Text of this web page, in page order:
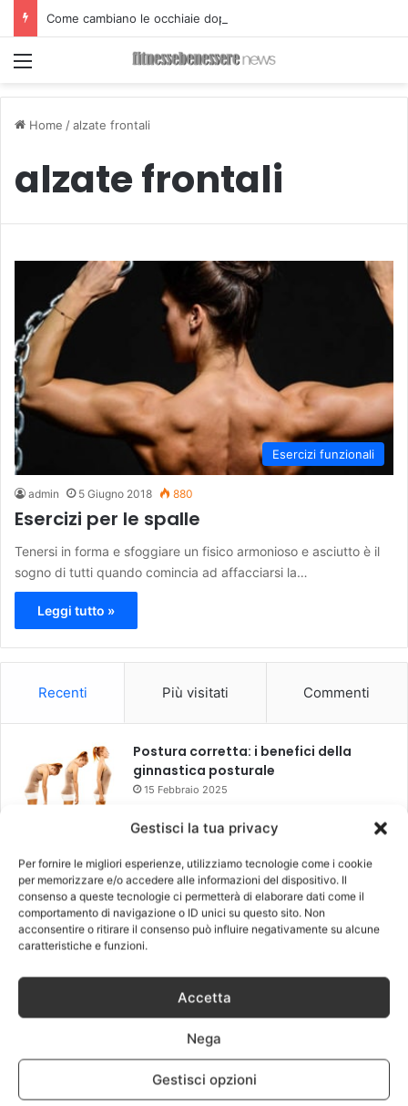
Gestisci la tua privacy
Per fornire le migliori esperienze, utilizziamo tecnologie come i cookie
per memorizzare e/o accedere alle informazioni del dispositivo. Il
consenso a queste tecnologie ci permetterà di elaborare dati come il
comportamento di navigazione o ID unici su questo sito. Non
acconsentire o ritirare il consenso può influire negativamente su alcune
caratteristiche e funzioni.
Accetta
Nega
Gestisci opzioni
Come cambiano le occhiaie dopo il Filler
Menu
Home /alzate frontali
alzate frontali
Esercizi funzionali
admin 5 Giugno 2018 880
Esercizi per le spalle
Tenersi in forma e sfoggiare un fisico armonioso e asciutto è il
sogno di tutti quando comincia ad affacciarsi la…
Leggi tutto »
Recenti Più visitati Commenti
Postura corretta: i benefici della
ginnastica posturale
15 Febbraio 2025
Come cambiano le occhiaie dopo il
27 Novembre 2023
Glass Skin, come avere una pelle
splendida: tendenza K-Beauty
15 Febbraio 2023
Gli usi della canapa in cucina e i
benefici
30 Dicembre 2022
Dieta della zucca fa dimagrire? Cos’è,
menù, vantaggi